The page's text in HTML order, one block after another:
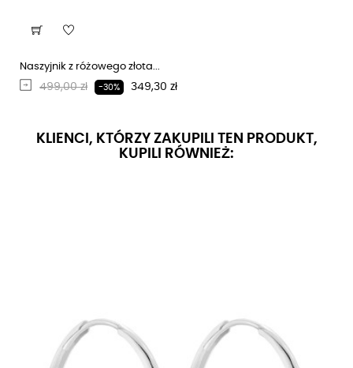
Naszyjnik z różowego złota...
Regularna cena
499,00 zł -30% Cena
349,30 zł
KLIENCI, KTÓRZY ZAKUPILI TEN PRODUKT,
KUPILI RÓWNIEŻ: